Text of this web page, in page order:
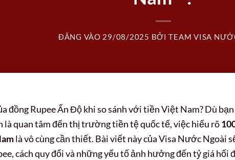
ĐĂNG VÀO 29/08/2025 BỞITEAM VISA
đồng Rupee Ấn Độ khi so sánh với tiền Việt Nam? Dù bạn
là quan tâm đến thị trường tiền tệ quốc tế, việc hiểu rõ
là vô cùng cần thiết. Bài viết này của Visa Nước Ngoài
cách quy đổi và những yếu tố ảnh hưởng đến tỷ giá hối